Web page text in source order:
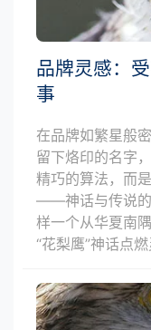
品牌灵感：
事
在品牌如繁星般
留下烙印的名字
精巧的算法，而
——神话与传说的
样一个从华夏南
“花梨鹰”神话点